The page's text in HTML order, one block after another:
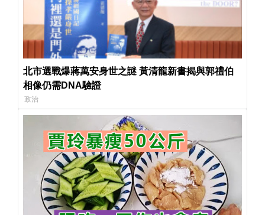
北市選戰爆蔣萬安身世之謎 黃清龍新書揭與郭禮伯
相像仍需DNA驗證
政治